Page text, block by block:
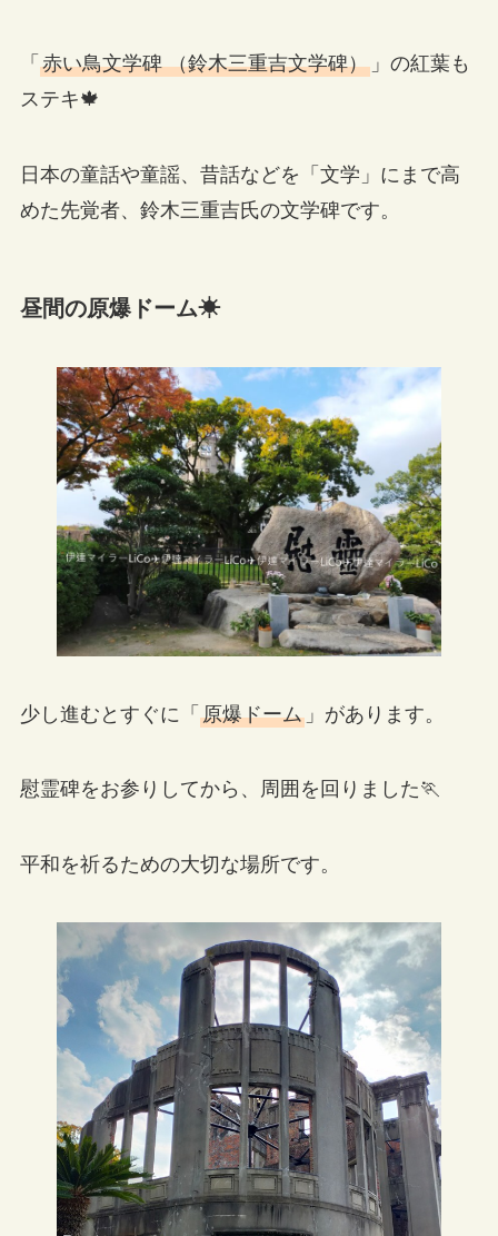
「 赤い鳥文学碑 （鈴木三重吉文学碑）」の紅葉も
ステキ🍁
日本の童話や童謡、昔話などを「文学」にまで高
めた先覚者、鈴木三重吉氏の文学碑です。
昼間の原爆ドーム☀
少し進むとすぐに「 原爆ドーム」があります。
慰霊碑をお参りしてから、周囲を回りました🏃
平和を祈るための大切な場所です。